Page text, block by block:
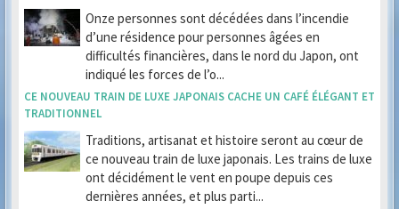
Onze personnes sont décédées dans l’incendie
d’une résidence pour personnes âgées en
difficultés financières, dans le nord du Japon, ont
indiqué les forces de l’o...
CE NOUVEAU TRAIN DE LUXE JAPONAIS CACHE UN CAFÉ ÉLÉGANT ET
TRADITIONNEL
Traditions, artisanat et histoire seront au cœur de
ce nouveau train de luxe japonais. Les trains de luxe
ont décidément le vent en poupe depuis ces
dernières années, et plus parti...